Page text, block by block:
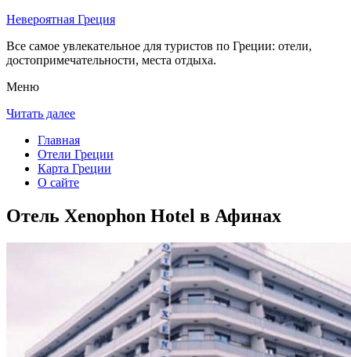
Невероятная Греция
Все самое увлекательное для туристов по Греции: отели,
достопримечательности, места отдыха.
Меню
Читать далее
Главная
Отели Греции
Карта Греции
О сайте
Отель Xenophon Hotel в Афинах